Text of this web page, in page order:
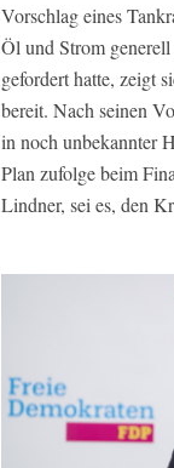
Vorschlag eines
Öl und Strom
gefordert hatte, zeigt
bereit. Nach seinen
in noch unbekannter
Plan zufolge beim
Lindner, sei es, den